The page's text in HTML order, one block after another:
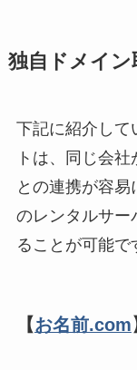
独自ドメイン
下記に紹介して
トは、同じ会
との連携が容
のレンタルサー
ることが可能で
【お名前.com